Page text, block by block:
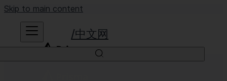
Skip to main content
中文网